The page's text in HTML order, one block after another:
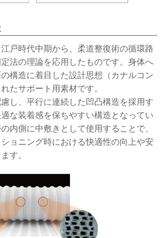
戸時代中期から、柔道整復術の循環路
法の理論を応用したものです。身体へ
構造に着目した設計思想（カナルコン
たサポート用素材です。
し、平行に連続した凹凸構造を採用す
な装着感を保ちやすい構造となってい
内側に中敷きとして使用することで、
ョニング時における快適性の向上や安
す。